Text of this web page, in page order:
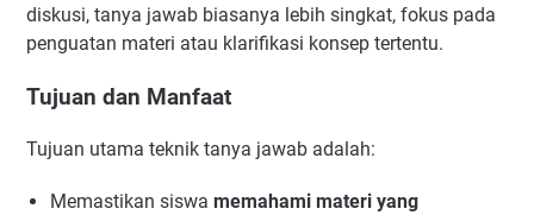
diskusi, tanya jawab biasanya lebih singkat, fokus pada
penguatan materi atau klarifikasi konsep tertentu.
Tujuan dan Manfaat
Tujuan utama teknik tanya jawab adalah:
Memastikan siswa memahami materi yang